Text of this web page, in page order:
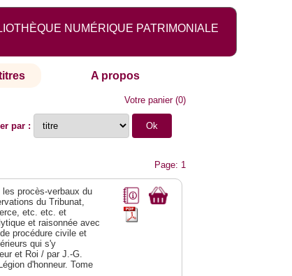
NUMÉRIQUE PATRIMONIALE
A propos
Votre panier(0)
par :
Page: 1
procès-verbaux du
du Tribunat,
etc. etc. et
et raisonnée avec
procédure civile et
qui s'y
et Roi / par J.-G.
d'honneur. Tome